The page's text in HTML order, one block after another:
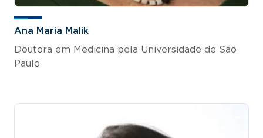
Ana Maria Malik
Doutora em Medicina pela Universidade de São
Paulo